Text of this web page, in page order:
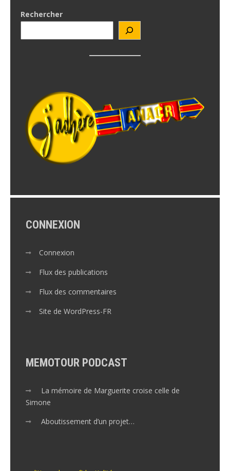
Rechercher
CONNEXION
Connexion
Flux des publications
Flux des commentaires
Site de WordPress-FR
MEMOTOUR PODCAST
La mémoire de Marguerite croise celle de
Simone
Aboutissement d’un projet…